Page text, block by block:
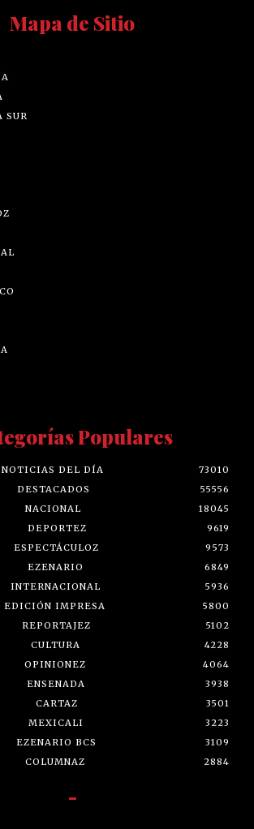
Mapa de Sitio
SUR
Populares
NOTICIAS DEL DÍA
73010
DESTACADOS
55556
NACIONAL
18045
DEPORTEZ
9619
ESPECTÁCULOZ
9573
EZENARIO
6849
INTERNACIONAL
5936
EDICIÓN IMPRESA
5800
REPORTAJEZ
5102
CULTURA
4228
OPINIONEZ
4064
ENSENADA
3938
CARTAZ
3501
MEXICALI
3223
EZENARIO BCS
3109
COLUMNAZ
2884
-